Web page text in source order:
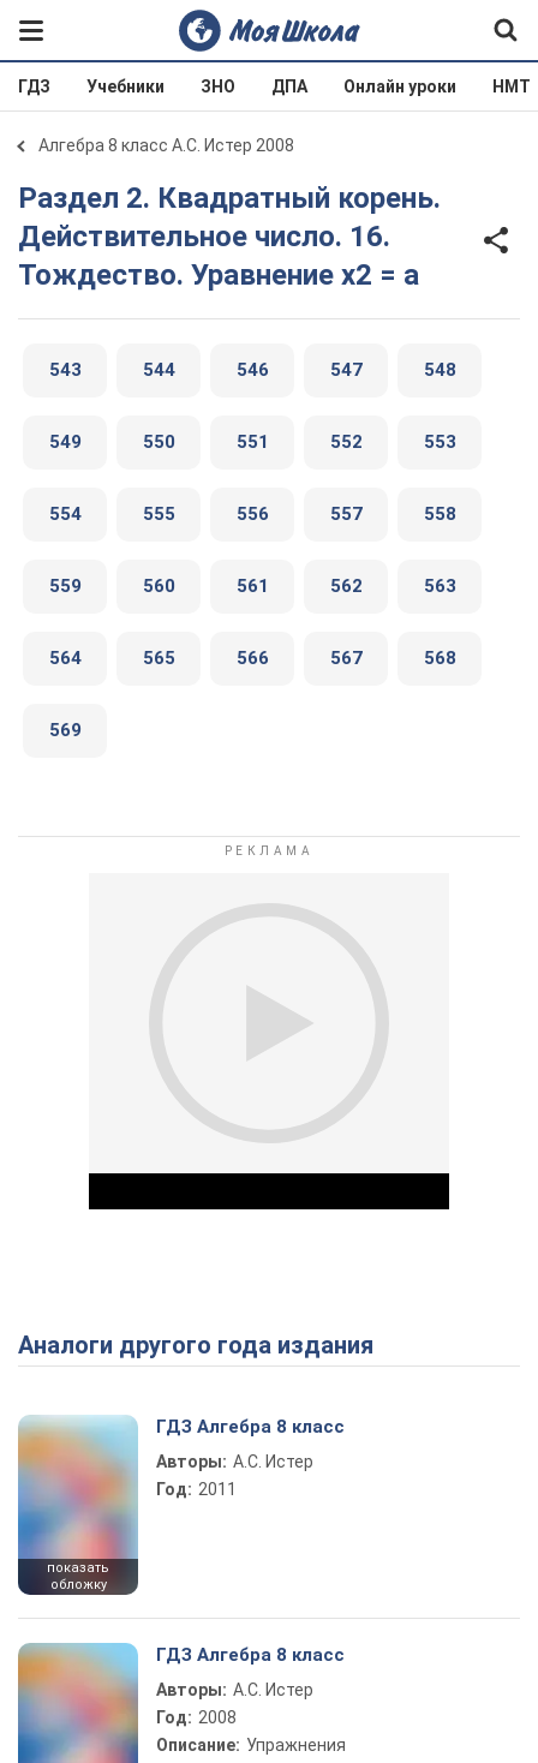
ГДЗ Учебники ЗНО ДПА Онлайн уроки НМТ
Алгебра 8 класс А.С. Истер 2008
Раздел 2. Квадратный корень.
Действительное число. 16.
Тождество. Уравнение х2 = а
543 544 546 547 548
549 550 551 552 553
554 555 556 557 558
559 560 561 562 563
564 565 566 567 568
569
Play Video
Аналоги другого года издания
показать
обложку
ГДЗ Алгебра 8 класс
Авторы: А.С. Истер
Год: 2011
ГДЗ Алгебра 8 класс
Авторы: А.С. Истер
Год: 2008
Описание: Упражнения